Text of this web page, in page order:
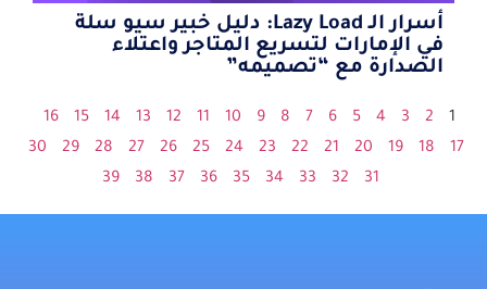
أسرار الـ Lazy Load: دليل خبير سيو سلة
في الإمارات لتسريع المتاجر واعتلاء
الصدارة مع “تصميمه”
1
2
3
4
5
6
7
8
9
10
11
12
13
14
15
16
17
18
19
20
21
22
23
24
25
26
27
28
29
30
31
32
33
34
35
36
37
38
39